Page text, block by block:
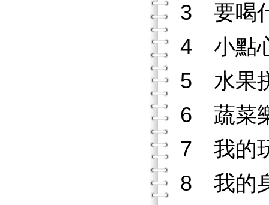
3 要喝
4 小點
5 水果
6 蔬菜
7 我的
8 我的